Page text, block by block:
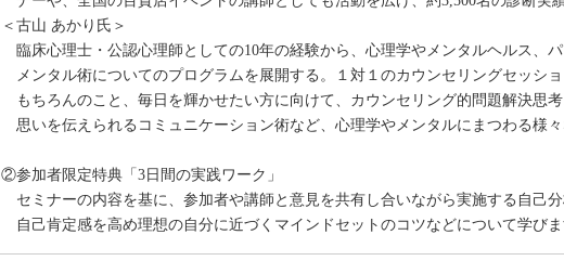
＜古山 あかり氏＞
臨床心理士・公認心理師としての10年の経験から、心理学やメンタルヘルス、
メンタル術についてのプログラムを展開する。１対１のカウンセリングセッシ
もちろんのこと、毎日を輝かせたい方に向けて、カウンセリング的問題解決思考
思いを伝えられるコミュニケーション術など、心理学やメンタルにまつわる様
②参加者限定特典「3日間の実践ワーク」
セミナーの内容を基に、参加者や講師と意見を共有し合いながら実施する自己分
自己肯定感を高め理想の自分に近づくマインドセットのコツなどについて学び